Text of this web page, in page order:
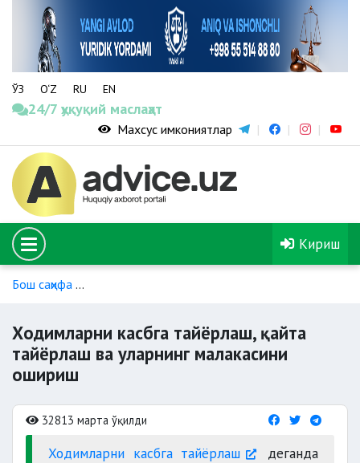
ЎЗ O‘Z RU EN
24/7 ҳуқуқий маслаҳат
Махсус имкониятлар
Кириш
Бош саҳифа
Ходимларни касбга тайёрлаш, қайта
тайёрлаш ва уларнинг малакасини
ошириш
32813 марта ўқилди
Ходимларни касбга тайёрлаш
деганда